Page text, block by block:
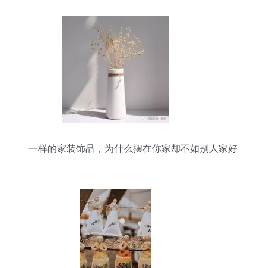
一样的家装饰品，为什么摆在你家却不如别人家好